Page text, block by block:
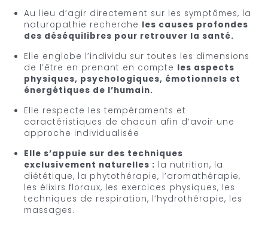
Au lieu d’agir directement sur les symptômes, la
naturopathie recherche les causes profondes
des déséquilibres pour retrouver la santé.
Elle englobe l’individu sur toutes les dimensions
de l’être en prenant en compte les aspects
physiques, psychologiques, émotionnels et
énergétiques de l’humain.
Elle respecte les tempéraments et
caractéristiques de chacun afin d’avoir une
approche individualisée
Elle s’appuie sur des techniques
exclusivement naturelles : la nutrition, la
diététique, la phytothérapie, l’aromathérapie,
les élixirs floraux, les exercices physiques, les
techniques de respiration, l’hydrothérapie, les
massages.